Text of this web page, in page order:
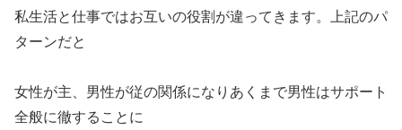
私生活と仕事ではお互いの役割が違ってきます。上記のパ
ターンだと
女性が主、男性が従の関係になりあくまで男性はサポート
全般に徹することに